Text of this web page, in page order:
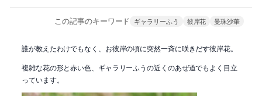
この記事のキーワード ギャラリーふう 彼岸花 曼珠沙華
誰が教えたわけでもなく、お彼岸の頃に突然一斉に咲きだす彼岸花。
複雑な花の形と赤い色、ギャラリーふうの近くのあぜ道でもよく目立
っています。